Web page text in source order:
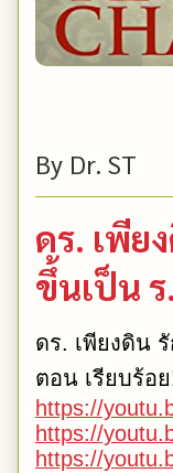
By Dr. ST
ดร. เพีย
ขึ้นเป็น
ดร. เพียงดิน
ตอน เรียบร้อ
https://
https://
https://